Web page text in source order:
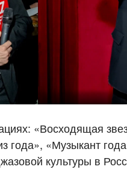
: «Восходящая
года», «Музыкант
культуры в